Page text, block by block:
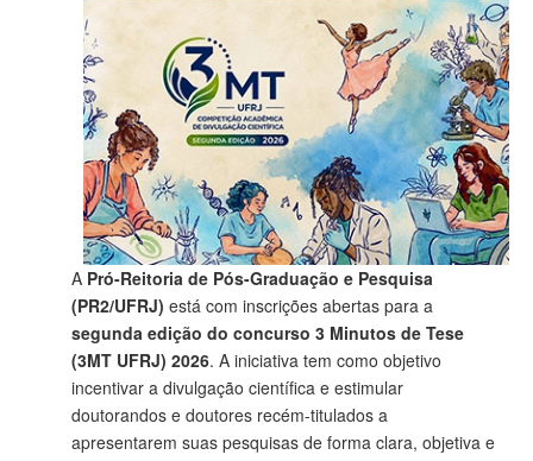
A Pró-Reitoria de Pós-Graduação e Pesquisa
(PR2/UFRJ) está com inscrições abertas para a
segunda edição do concurso 3 Minutos de Tese
(3MT UFRJ) 2026. A iniciativa tem como objetivo
incentivar a divulgação científica e estimular
doutorandos e doutores recém-titulados a
apresentarem suas pesquisas de forma clara, objetiva e